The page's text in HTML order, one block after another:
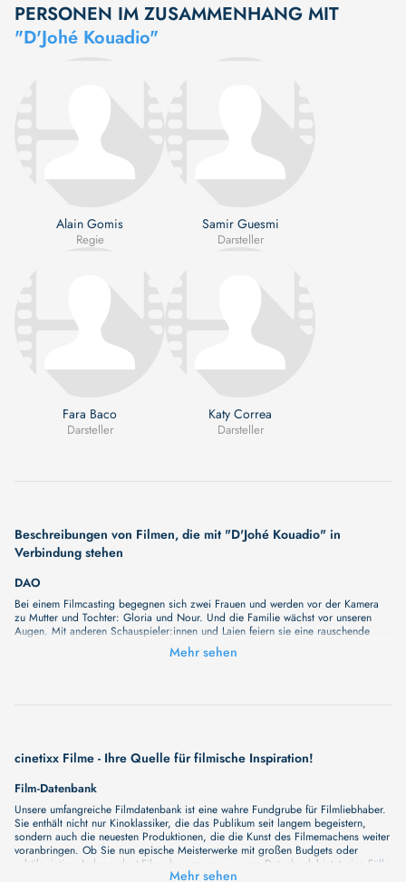
PERSONEN IM ZUSAMMENHANG MIT
"D'Johé Kouadio"
Alain Gomis
Regie
Samir Guesmi
Darsteller
Fara Baco
Darsteller
Katy Correa
Darsteller
Beschreibungen von Filmen, die mit "D'Johé Kouadio" in
Verbindung stehen
DAO
Bei einem Filmcasting begegnen sich zwei Frauen und werden vor der Kamera
zu Mutter und Tochter: Gloria und Nour. Und die Familie wächst vor unseren
Augen. Mit anderen Schauspieler:innen und Laien feiern sie eine rauschende
Hochzeit in Paris und reisen nach Guinea-Bissau, um ihr Familienoberhaupt zu
verabschieden. Zwischen diesen beiden Ritualen – zwischen Europa und
Mehr sehen
cinetixx Filme - Ihre Quelle für filmische Inspiration!
Film-Datenbank
Unsere umfangreiche Filmdatenbank ist eine wahre Fundgrube für Filmliebhaber.
Sie enthält nicht nur Kinoklassiker, die das Publikum seit langem begeistern,
sondern auch die neuesten Produktionen, die die Kunst des Filmemachens weiter
voranbringen. Ob Sie nun epische Meisterwerke mit großen Budgets oder
subtile, intime Independent-Filme bevorzugen, unsere Datenbank bietet eine Fülle
von Inhalten, die Ihr Herz und Ihren Geist berühren werden. Beim Durchstöbern
Mehr sehen